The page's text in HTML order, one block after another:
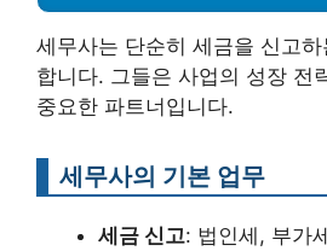
세무사는 단순히 세금을 신고
합니다. 그들은 사업의 성장 전
중요한 파트너입니다.
세무사의 기본 업무
세금 신고: 법인세, 부가